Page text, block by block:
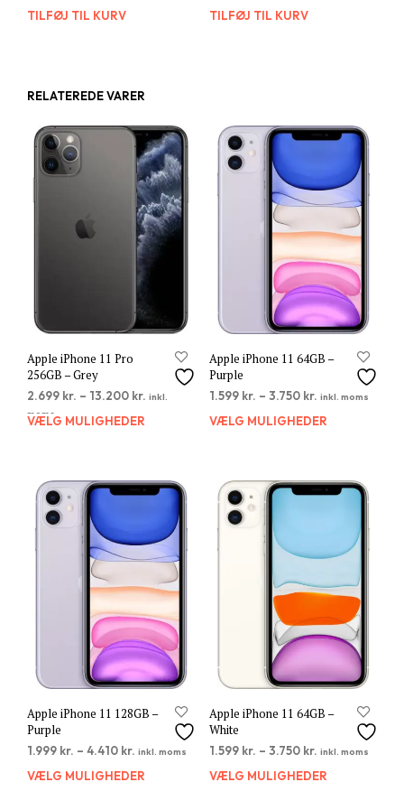
TILFØJ TIL KURV TILFØJ TIL KURV
RELATEREDE VARER
Apple iPhone 11 Pro
256GB – Grey
2.699 kr. – 13.200 kr. inkl.
moms
VÆLG MULIGHEDER
Dette
varianter.
Mulighederne
vælges
Apple iPhone 11 64GB –
Purple
1.599 kr. – 3.750 kr. inkl. moms
VÆLG MULIGHEDER
Apple iPhone 11 128GB –
Purple
1.999 kr. – 4.410 kr. inkl. moms
VÆLG MULIGHEDER
Dette
Apple iPhone 11 64GB –
White
1.599 kr. – 3.750 kr. inkl. moms
VÆLG MULIGHEDER